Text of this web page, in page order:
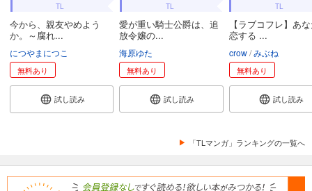
TL
今から、親友やめよう
か。～腐れ...
につやまにつこ
無料あり
試し読み
TL
愛が重い騎士公爵は、追
放令嬢の...
海原ゆた
無料あり
試し読み
TL
【ラブコフレ】あ
恋する ...
crow みぶね
無料あり
試し読み
「TLマンガ」ランキングの一覧へ